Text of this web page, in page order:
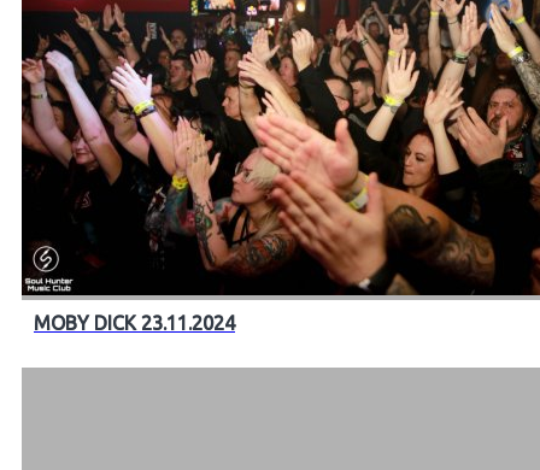
MOBY DICK 23.11.2024